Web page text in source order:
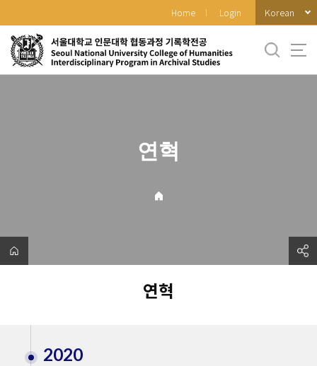
로
메
Home Login Korean
연혁
연혁
2020